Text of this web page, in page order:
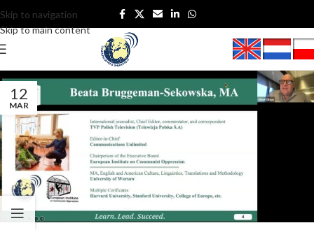
Skip to navigation
Skip to main content
12
MAR